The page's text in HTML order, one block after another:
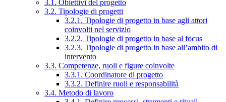
3.1. Obiettivi del progetto
3.2. Tipologie di progetti
3.2.1. Tipologie di progetto in base agli attori
coinvolti nel servizio
3.2.2. Tipologie di progetto in base al focus
3.2.3. Tipologie di progetto in base all’ambito di
intervento
3.3. Competenze, ruoli e figure coinvolte
3.3.1. Coordinatore di progetto
3.3.2. Definire ruoli e responsabilità
3.4. Metodo di lavoro